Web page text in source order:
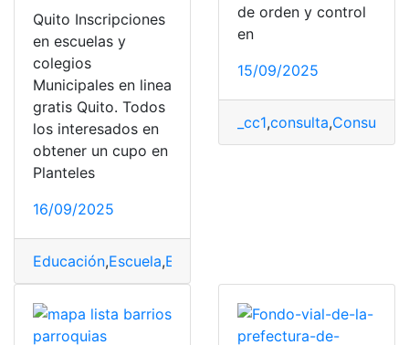
Quito Inscripciones
en escuelas y
colegios
Municipales en linea
gratis Quito. Todos
los interesados en
obtener un cupo en
Planteles
16/09/2025
Educación,Escuela,Escuelas municipales
de orden y control
en
15/09/2025
_cc1,consulta,Consulta